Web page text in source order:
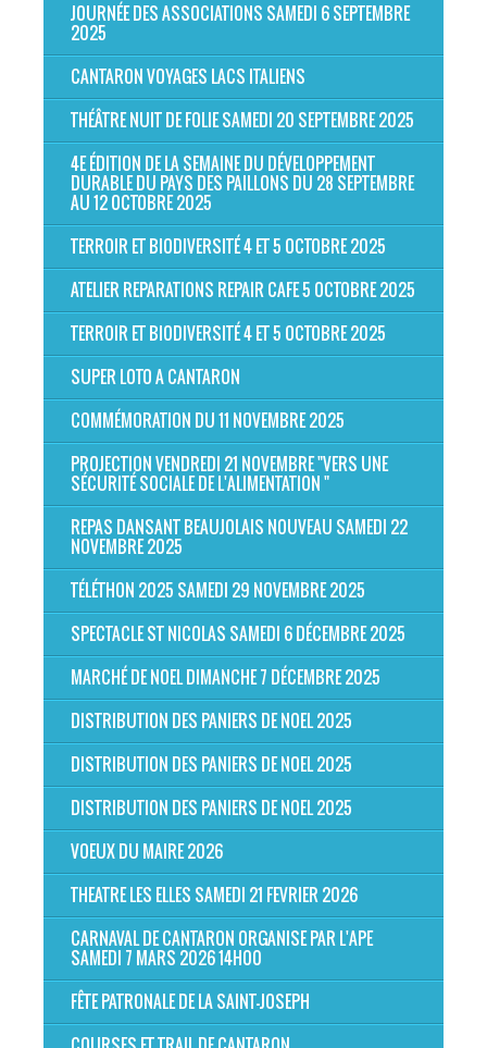
JOURNÉE DES ASSOCIATIONS SAMEDI 6 SEPTEMBRE
2025
CANTARON VOYAGES LACS ITALIENS
THÉÂTRE NUIT DE FOLIE SAMEDI 20 SEPTEMBRE 2025
4E ÉDITION DE LA SEMAINE DU DÉVELOPPEMENT
DURABLE DU PAYS DES PAILLONS DU 28 SEPTEMBRE
AU 12 OCTOBRE 2025
TERROIR ET BIODIVERSITÉ 4 ET 5 OCTOBRE 2025
ATELIER REPARATIONS REPAIR CAFE 5 OCTOBRE 2025
TERROIR ET BIODIVERSITÉ 4 ET 5 OCTOBRE 2025
SUPER LOTO A CANTARON
COMMÉMORATION DU 11 NOVEMBRE 2025
PROJECTION VENDREDI 21 NOVEMBRE "VERS UNE
SÉCURITÉ SOCIALE DE L'ALIMENTATION "
REPAS DANSANT BEAUJOLAIS NOUVEAU SAMEDI 22
NOVEMBRE 2025
TÉLÉTHON 2025 SAMEDI 29 NOVEMBRE 2025
SPECTACLE ST NICOLAS SAMEDI 6 DÉCEMBRE 2025
MARCHÉ DE NOEL DIMANCHE 7 DÉCEMBRE 2025
DISTRIBUTION DES PANIERS DE NOEL 2025
DISTRIBUTION DES PANIERS DE NOEL 2025
DISTRIBUTION DES PANIERS DE NOEL 2025
VOEUX DU MAIRE 2026
THEATRE LES ELLES SAMEDI 21 FEVRIER 2026
CARNAVAL DE CANTARON ORGANISE PAR L'APE
SAMEDI 7 MARS 2026 14H00
FÊTE PATRONALE DE LA SAINT-JOSEPH